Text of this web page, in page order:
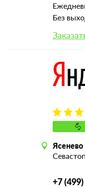
Без
Ясенево
+7